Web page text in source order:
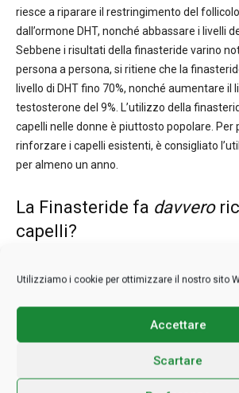
Utilizziamo i cookie per ottimizzare il nostro sito
Accettare
Scartare
riesce a riparare il restringimento del
dall’ormone DHT, nonché abbassare i livelli
Sebbene i risultati della finasteride varino
persona a persona, si ritiene che la
livello di DHT fino 70%, nonché aumentare il
testosterone del 9%. L’utilizzo della
capelli nelle donne è piuttosto popolare. Per
rinforzare i capelli esistenti, è consigliato
per almeno un anno.
La Finasteride fa davvero
capelli?
trattamento, il 90% degli uomini che usava
una diminuzione della caduta dei capelli. Il